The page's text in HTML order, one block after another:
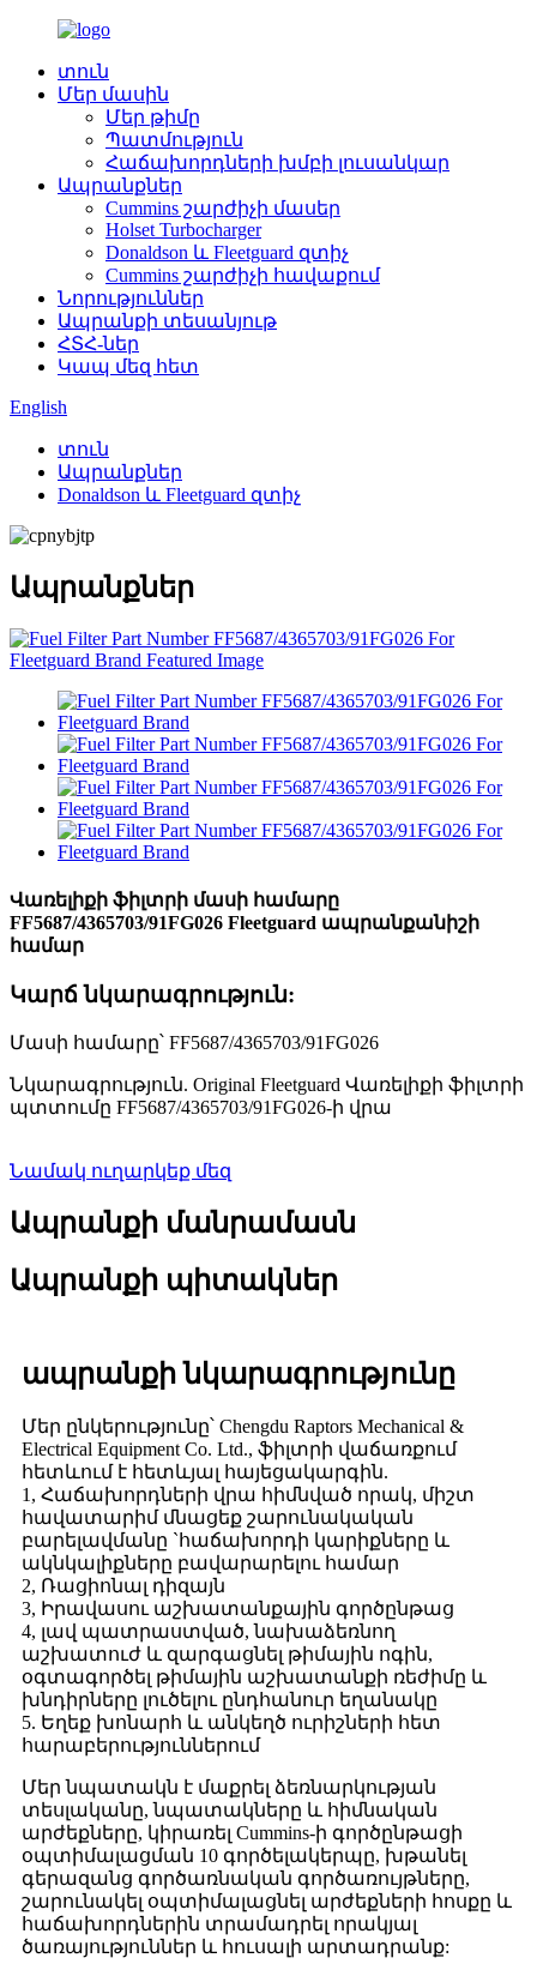
տուն
Մեր մասին
Մեր թիմը
Պատմություն
Հաճախորդների խմբի լուսանկար
Ապրանքներ
Cummins շարժիչի մասեր
Holset Turbocharger
Donaldson և Fleetguard զտիչ
Cummins շարժիչի հավաքում
Նորություններ
Ապրանքի տեսանյութ
ՀՏՀ-ներ
Կապ մեզ հետ
English
տուն
Ապրանքներ
Donaldson և Fleetguard զտիչ
Ապրանքներ
Վառելիքի ֆիլտրի մասի համարը
FF5687/4365703/91FG026 Fleetguard ապրանքանիշի
համար
Կարճ նկարագրություն:
Մասի համարը՝ FF5687/4365703/91FG026
Նկարագրություն. Original Fleetguard Վառելիքի ֆիլտրի
պտտումը FF5687/4365703/91FG026-ի վրա
Նամակ ուղարկեք մեզ
Ապրանքի մանրամասն
Ապրանքի պիտակներ
ապրանքի նկարագրությունը
Մեր ընկերությունը՝ Chengdu Raptors Mechanical &
Electrical Equipment Co. Ltd., ֆիլտրի վաճառքում
հետևում է հետևյալ հայեցակարգին.
1, Հաճախորդների վրա հիմնված որակ, միշտ
հավատարիմ մնացեք շարունակական
բարելավմանը `հաճախորդի կարիքները և
ակնկալիքները բավարարելու համար
2, Ռացիոնալ դիզայն
3, Իրավասու աշխատանքային գործընթաց
4, լավ պատրաստված, նախաձեռնող
աշխատուժ և զարգացնել թիմային ոգին,
օգտագործել թիմային աշխատանքի ռեժիմը և
խնդիրները լուծելու ընդհանուր եղանակը
5. Եղեք խոնարհ և անկեղծ ուրիշների հետ
հարաբերություններում
Մեր նպատակն է մաքրել ձեռնարկության
տեսլականը, նպատակները և հիմնական
արժեքները, կիրառել Cummins-ի գործընթացի
օպտիմալացման 10 գործելակերպը, խթանել
գերազանց գործառնական գործառույթները,
շարունակել օպտիմալացնել արժեքների հոսքը և
հաճախորդներին տրամադրել որակյալ
ծառայություններ և հուսալի արտադրանք: